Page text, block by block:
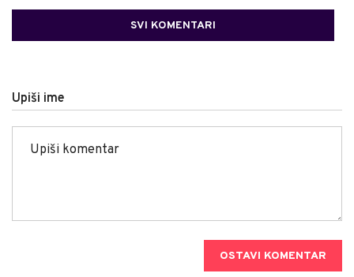
SVI KOMENTARI
Upiši ime
OSTAVI KOMENTAR